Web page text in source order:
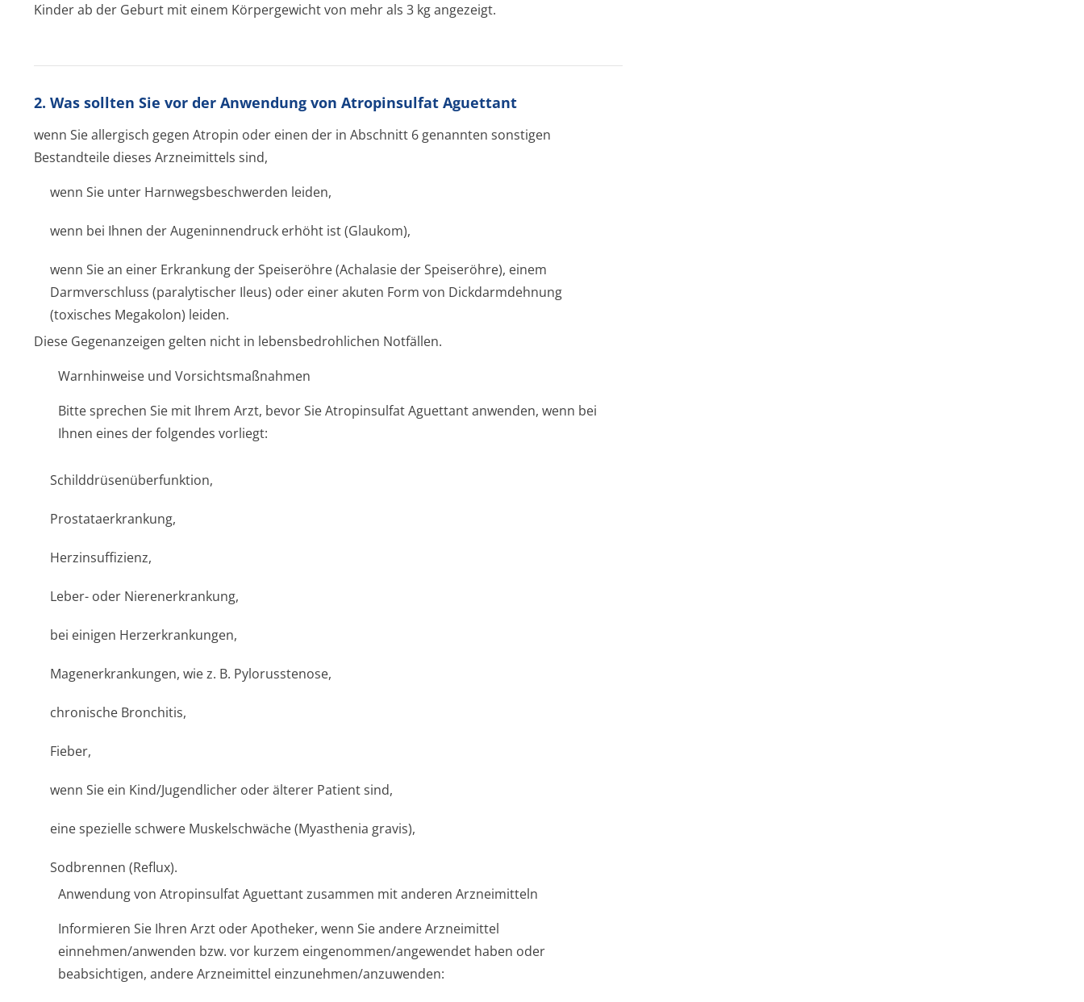
Kinder ab der Geburt mit einem Körpergewicht von mehr als 3 kg angezeigt.
2. Was sollten Sie vor der Anwendung von Atropinsulfat Aguettant
wenn Sie allergisch gegen Atropin oder einen der in Abschnitt 6 genannten sonstigen
Bestandteile dieses Arzneimittels sind,
wenn Sie unter Harnwegsbeschwerden leiden,
wenn bei Ihnen der Augeninnendruck erhöht ist (Glaukom),
wenn Sie an einer Erkrankung der Speiseröhre (Achalasie der Speiseröhre), einem
Darmverschluss (paralytischer Ileus) oder einer akuten Form von Dickdarmdehnung
(toxisches Megakolon) leiden.
Diese Gegenanzeigen gelten nicht in lebensbedrohlichen Notfällen.
Warnhinweise und Vorsichtsmaßnahmen
Bitte sprechen Sie mit Ihrem Arzt, bevor Sie Atropinsulfat Aguettant anwenden, wenn bei
Ihnen eines der folgendes vorliegt:
Schilddrüsenüber­funktion,
Prostataerkrankung,
Herzinsuffizienz,
Leber- oder Nierenerkrankung,
bei einigen Herzerkrankungen,
Magenerkrankungen, wie z. B. Pylorusstenose,
chronische Bronchitis,
Fieber,
wenn Sie ein Kind/Jugendlicher oder älterer Patient sind,
eine spezielle schwere Muskelschwäche (Myasthenia gravis),
Sodbrennen (Reflux).
Anwendung von Atropinsulfat Aguettant zusammen mit anderen Arzneimitteln
Informieren Sie Ihren Arzt oder Apotheker, wenn Sie andere Arzneimittel
einnehmen/anwenden bzw. vor kurzem eingenommen/an­gewendet haben oder
beabsichtigen, andere Arzneimittel einzunehmen/an­zuwenden: